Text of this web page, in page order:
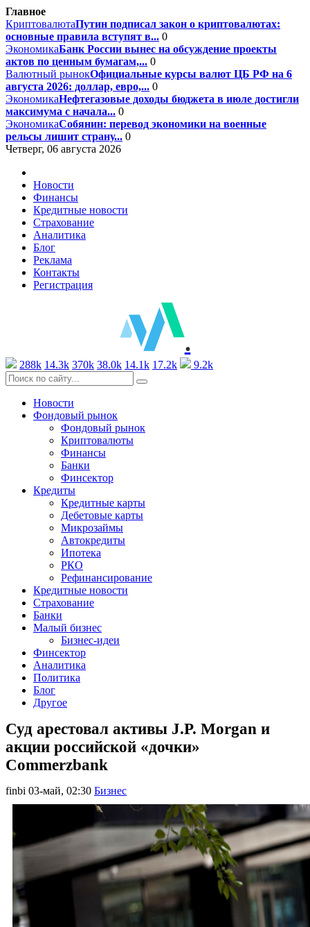
Главное
КриптовалютаПутин подписал закон о криптовалютах:
основные правила вступят в... 0
ЭкономикаБанк России вынес на обсуждение проекты
актов по ценным бумагам,... 0
Валютный рынокОфициальные курсы валют ЦБ РФ на 6
августа 2026: доллар, евро,... 0
ЭкономикаНефтегазовые доходы бюджета в июле достигли
максимума с начала... 0
ЭкономикаСобянин: перевод экономики на военные
рельсы лишит страну... 0
Четверг, 06 августа 2026
Новости
Финансы
Кредитные новости
Страхование
Аналитика
Блог
Реклама
Контакты
Регистрация
.
288k 14.3k 370k 38.0k 14.1k 17.2k 9.2k
Новости
Фондовый рынок
Фондовый рынок
Криптовалюты
Финансы
Банки
Финсектор
Кредиты
Кредитные карты
Дебетовые карты
Микрозаймы
Автокредиты
Ипотека
РКО
Рефинансирование
Кредитные новости
Страхование
Банки
Малый бизнес
Бизнес-идеи
Финсектор
Аналитика
Политика
Блог
Другое
Суд арестовал активы J.P. Morgan и
акции российской «дочки»
Commerzbank
finbi 03-май, 02:30 Бизнес